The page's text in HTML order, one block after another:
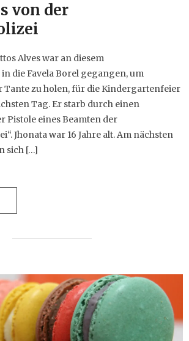
von der
Alves war an diesem
die Favela Borel gegangen, um
Tante zu holen, für die Kindergartenfeier
Tag. Er starb durch einen
Pistole eines Beamten der
Jhonata war 16 Jahre alt. Am nächsten
sich […]